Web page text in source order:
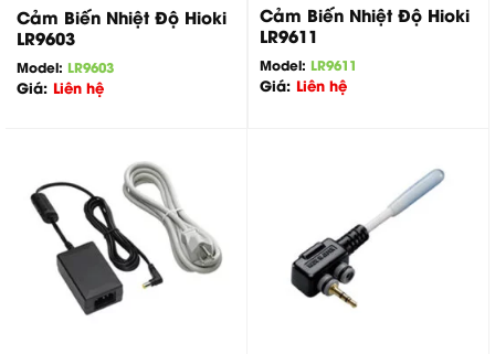
Cảm Biến Nhiệt Độ Hioki
LR9603
Model: LR9603
Giá: Liên hệ
Cảm Biến Nhiệt Độ Hioki
LR9611
Model: LR9611
Giá: Liên hệ